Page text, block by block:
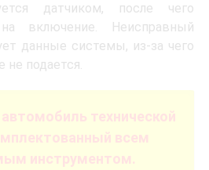
датчиком, после чего
включение. Неисправный
данные системы, из-за чего
подается.
технической
всем
инструментом.